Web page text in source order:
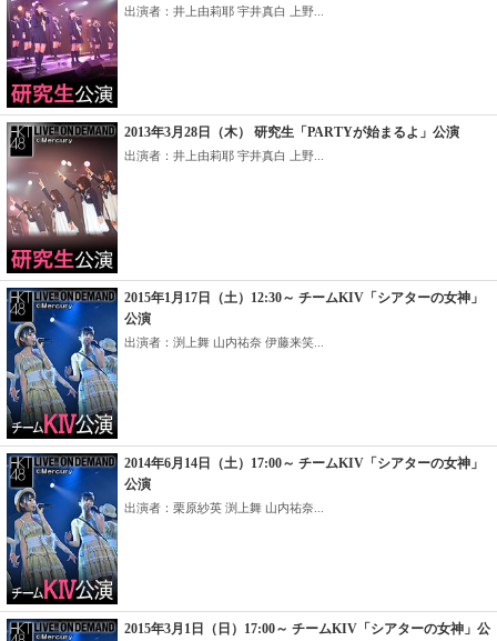
出演者：井上由莉耶 宇井真白 上野...
2013年3月28日（木） 研究生「PARTYが始まるよ」公演
出演者：井上由莉耶 宇井真白 上野...
2015年1月17日（土）12:30～ チームKIV「シアターの女神」
公演
出演者：渕上舞 山内祐奈 伊藤来笑...
2014年6月14日（土）17:00～ チームKIV「シアターの女神」
公演
出演者：栗原紗英 渕上舞 山内祐奈...
2015年3月1日（日）17:00～ チームKIV「シアターの女神」公